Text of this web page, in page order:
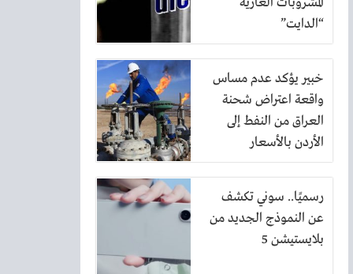
“الدايت”
خبير يؤكد عدم مساس
واقعة اعتراض شحنة
العراق من النفط إلى
الأردن بالأسعار
رسميًا.. سوني تكشف
عن النموذج الجديد من
بلايستيشن 5